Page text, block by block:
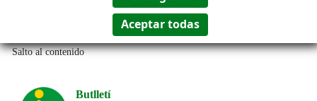
Salto al contenido
Butlletí